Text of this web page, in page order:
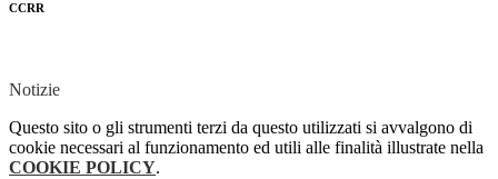
CCRR
Notizie
Questo sito o gli strumenti terzi da questo utilizzati si avvalgono di
cookie necessari al funzionamento ed utili alle finalità illustrate nella
COOKIE POLICY.